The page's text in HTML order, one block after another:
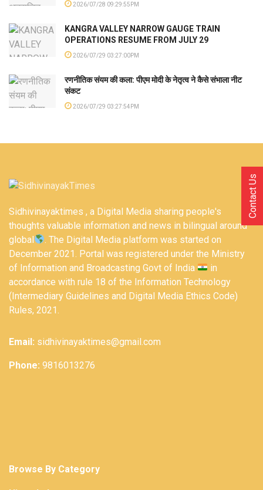
2026/07/28 09:29:55PM
KANGRA VALLEY NARROW GAUGE TRAIN
OPERATIONS RESUME FROM JULY 29
2026/07/29 03:27:00PM
रणनीतिक संयम की कला: पीएम मोदी के नेतृत्व ने कैसे संभाला नीट
संकट
2026/07/29 03:27:54PM
Sidhivinayaktimes , a Digital Media sharing people's
thoughts valuable information and news in bilingual around
global
. The Digital Media platform was started on
December 2021. Portal was registered under the Ministry
of Information and Broadcasting Govt of India
in
accordance with rule 18 of the Information Technology
(Intermediary Guidelines and Digital Media Ethics Code)
Rules, 2021.
Email: sidhivinayaktimes@gmail.com
Phone: 9816013276
Browse By Category
Contact Us